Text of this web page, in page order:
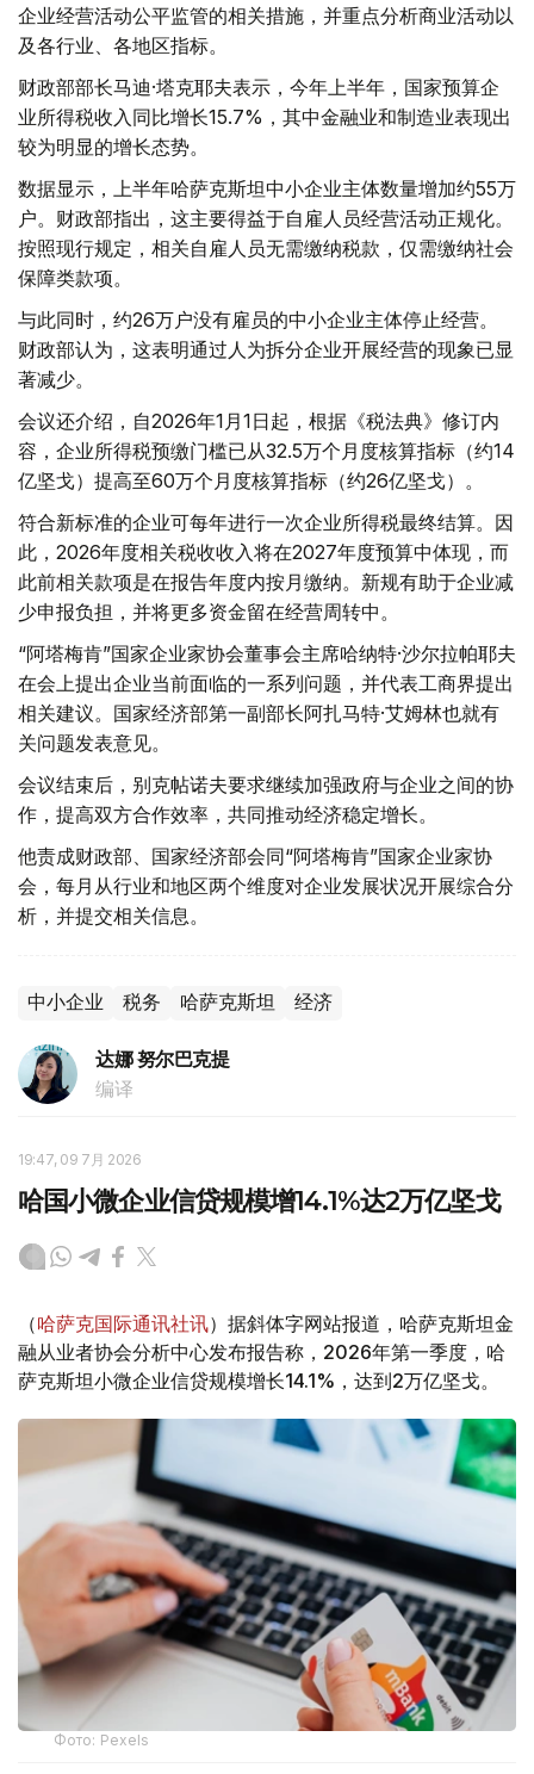
企业经营活动公平监管的相关措施，并重点分析商业活动以
及各行业、各地区指标。
财政部部长马迪·塔克耶夫表示，今年上半年，国家预算企
业所得税收入同比增长15.7%，其中金融业和制造业表现出
较为明显的增长态势。
数据显示，上半年哈萨克斯坦中小企业主体数量增加约55万
户。财政部指出，这主要得益于自雇人员经营活动正规化。
按照现行规定，相关自雇人员无需缴纳税款，仅需缴纳社会
保障类款项。
与此同时，约26万户没有雇员的中小企业主体停止经营。
财政部认为，这表明通过人为拆分企业开展经营的现象已显
著减少。
会议还介绍，自2026年1月1日起，根据《税法典》修订内
容，企业所得税预缴门槛已从32.5万个月度核算指标（约14
亿坚戈）提高至60万个月度核算指标（约26亿坚戈）。
符合新标准的企业可每年进行一次企业所得税最终结算。因
此，2026年度相关税收收入将在2027年度预算中体现，而
此前相关款项是在报告年度内按月缴纳。新规有助于企业减
少申报负担，并将更多资金留在经营周转中。
“阿塔梅肯”国家企业家协会董事会主席哈纳特·沙尔拉帕耶夫
在会上提出企业当前面临的一系列问题，并代表工商界提出
相关建议。国家经济部第一副部长阿扎马特·艾姆林也就有
关问题发表意见。
会议结束后，别克帖诺夫要求继续加强政府与企业之间的协
作，提高双方合作效率，共同推动经济稳定增长。
他责成财政部、国家经济部会同“阿塔梅肯”国家企业家协
会，每月从行业和地区两个维度对企业发展状况开展综合分
析，并提交相关信息。
中小企业 税务 哈萨克斯坦 经济
达娜 努尔巴克提
编译
19:47, 09 7月 2026
哈国小微企业信贷规模增14.1%达2万亿坚戈
（哈萨克国际通讯社讯）据斜体字网站报道，哈萨克斯坦金
融从业者协会分析中心发布报告称，2026年第一季度，哈
萨克斯坦小微企业信贷规模增长14.1%，达到2万亿坚戈。
Фото: Pexels